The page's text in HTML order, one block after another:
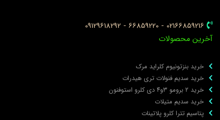
02166859216 - 66859220 - 09129618292
محصولات
خرید بنزتونیوم کلراید مرک
خرید سدیم فنولات تری هیدرات
خرید ۲ برومو ۳و۴ دی‌ کلرو استوفنون
خرید سدیم متیلات
پتاسیم تترا کلرو پلاتینات